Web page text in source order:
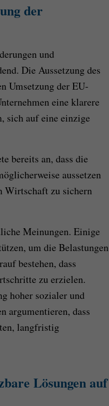
der
und
Die Aussetzung des
Umsetzung der EU-
eine klarere
sich auf eine einzige
bereits an, dass die
aussetzen
Wirtschaft zu sichern
Meinungen. Einige
um die Belastungen
bestehen, dass
zu erzielen.
hoher sozialer und
argumentieren, dass
langfristig
Lösungen auf